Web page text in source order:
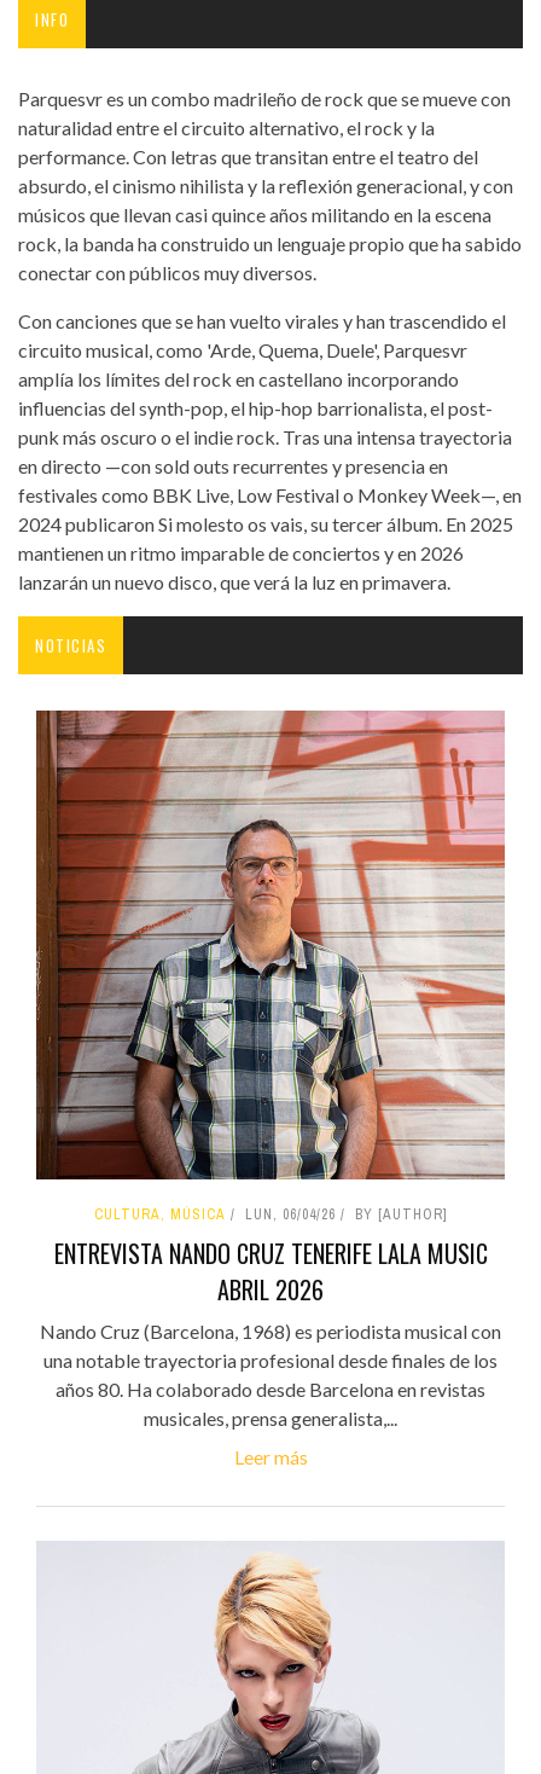
INFO
Parquesvr es un combo madrileño de rock que se mueve con
naturalidad entre el circuito alternativo, el rock y la
performance. Con letras que transitan entre el teatro del
absurdo, el cinismo nihilista y la reflexión generacional, y con
músicos que llevan casi quince años militando en la escena
rock, la banda ha construido un lenguaje propio que ha sabido
conectar con públicos muy diversos.
Con canciones que se han vuelto virales y han trascendido el
circuito musical, como 'Arde, Quema, Duele', Parquesvr
amplía los límites del rock en castellano incorporando
influencias del synth-pop, el hip-hop barrionalista, el post-
punk más oscuro o el indie rock. Tras una intensa trayectoria
en directo —con sold outs recurrentes y presencia en
festivales como BBK Live, Low Festival o Monkey Week—, en
2024 publicaron Si molesto os vais, su tercer álbum. En 2025
mantienen un ritmo imparable de conciertos y en 2026
lanzarán un nuevo disco, que verá la luz en primavera.
NOTICIAS
CULTURA, MÚSICA LUN, 06/04/26 BY [AUTHOR]
ENTREVISTA NANDO CRUZ TENERIFE LALA MUSIC
ABRIL 2026
Nando Cruz (Barcelona, 1968) es periodista musical con
una notable trayectoria profesional desde finales de los
años 80. Ha colaborado desde Barcelona en revistas
musicales, prensa generalista,...
Leer más